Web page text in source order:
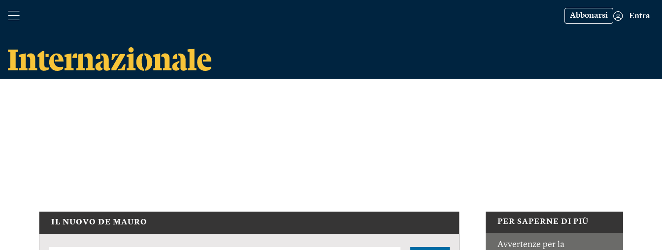
Abbonarsi Entra
PER SAPERNE DI PIÙ
Avvertenze per la
IL NUOVO DE MAURO